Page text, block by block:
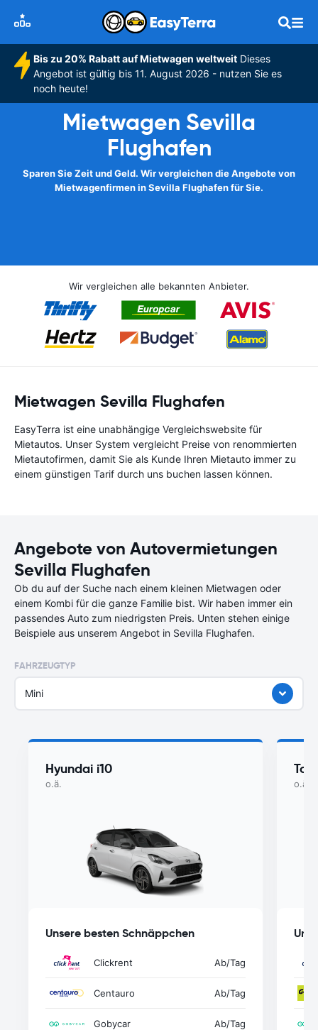
Bis zu 20% Rabatt auf Mietwagen weltweitDieses
Angebot ist gültig bis 11. August 2026 - nutzen Sie es
noch heute!
Mietwagen Sevilla
Flughafen
Sparen Sie Zeit und Geld. Wir vergleichen die Angebote von
Mietwagenfirmen in Sevilla Flughafen für Sie.
Wir vergleichen alle bekannten Anbieter.
Mietwagen Sevilla Flughafen
EasyTerra ist eine unabhängige Vergleichswebsite für
Mietautos. Unser System vergleicht Preise von renommierten
Mietautofirmen, damit Sie als Kunde Ihren Mietauto immer zu
einem günstigen Tarif durch uns buchen lassen können.
Angebote von Autovermietungen
Sevilla Flughafen
Ob du auf der Suche nach einem kleinen Mietwagen oder
einem Kombi für die ganze Familie bist. Wir haben immer ein
passendes Auto zum niedrigsten Preis. Unten stehen einige
Beispiele aus unserem Angebot in Sevilla Flughafen.
FAHRZEUGTYP
Mini
Hyundai i10
o.ä.
Unsere besten Schnäppchen
Clickrent Ab/Tag
Centauro Ab/Tag
Gobycar Ab/Tag
o.ä.